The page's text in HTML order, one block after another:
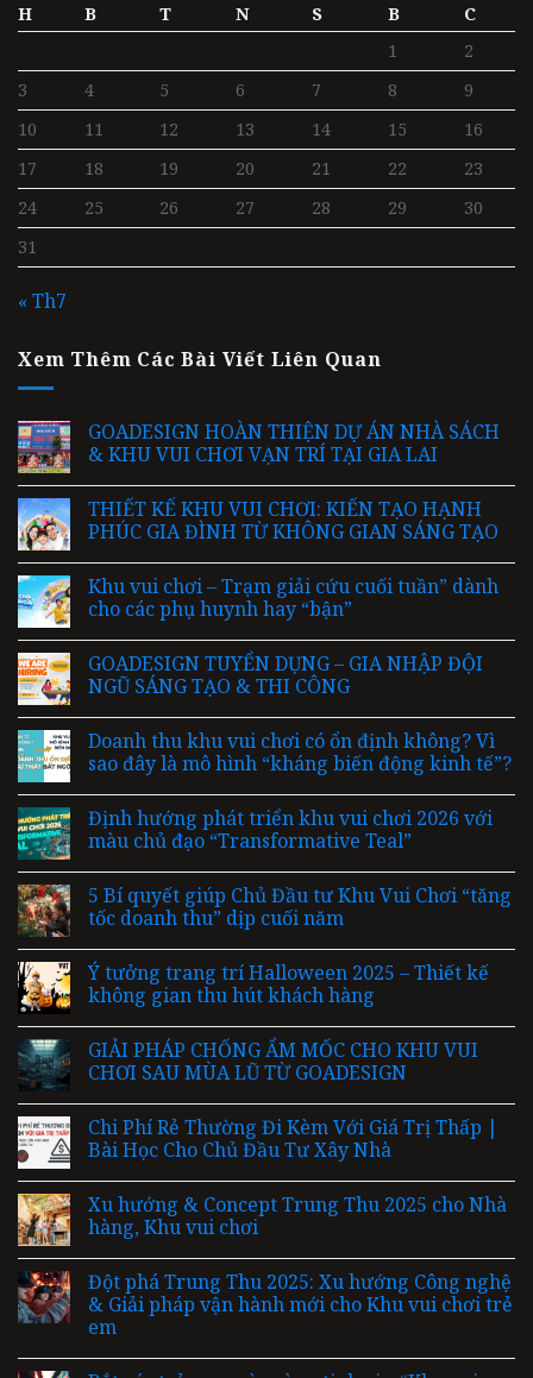
H B T N S B
C
1
2
3
4 5 6 7 8
9
10
11 12 13 14 15
16
17
18 19 20 21 22
23
24
25 26 27 28 29
30
31
« Th7
Xem Thêm Các Bài Viết Liên Quan
GOADESIGN HOÀN THIỆN DỰ ÁN NHÀ SÁCH
& KHU VUI CHƠI VẠN TRÍ TẠI GIA LAI
THIẾT KẾ KHU VUI CHƠI: KIẾN TẠO HẠNH
PHÚC GIA ĐÌNH TỪ KHÔNG GIAN SÁNG TẠO
Khu vui chơi – Trạm giải cứu cuối tuần” dành
cho các phụ huynh hay “bận”
GOADESIGN TUYỂN DỤNG – GIA NHẬP ĐỘI
NGŨ SÁNG TẠO & THI CÔNG
Doanh thu khu vui chơi có ổn định không? Vì
sao đây là mô hình “kháng biến động kinh tế”?
Định hướng phát triển khu vui chơi 2026 với
màu chủ đạo “Transformative Teal”
5 Bí quyết giúp Chủ Đầu tư Khu Vui Chơi “tăng
tốc doanh thu” dịp cuối năm
Ý tưởng trang trí Halloween 2025 – Thiết kế
không gian thu hút khách hàng
GIẢI PHÁP CHỐNG ẨM MỐC CHO KHU VUI
CHƠI SAU MÙA LŨ TỪ GOADESIGN
Chi Phí Rẻ Thường Đi Kèm Với Giá Trị Thấp |
Bài Học Cho Chủ Đầu Tư Xây Nhà
Xu hướng & Concept Trung Thu 2025 cho Nhà
hàng, Khu vui chơi
Đột phá Trung Thu 2025: Xu hướng Công nghệ
& Giải pháp vận hành mới cho Khu vui chơi trẻ
em